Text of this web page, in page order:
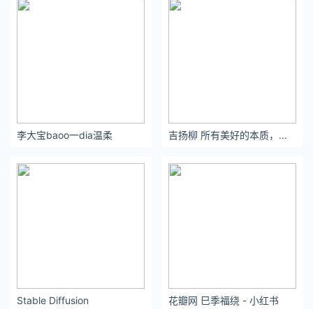
李大宝baoo一dia温柔 ​​​​ 吉扬柳 所有美好的本质，除去夏天只剩下你的名字。
Stable Diffusion 花瓣网 巳季福绕 - 小红书